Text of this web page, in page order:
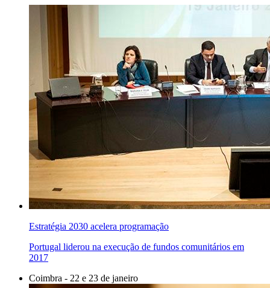
Estratégia 2030 acelera programação
Portugal liderou na execução de fundos comunitários em
2017
Coimbra - 22 e 23 de janeiro